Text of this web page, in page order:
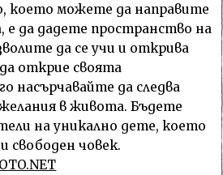
което можете да направите
е да дадете пространство на
да се учи и открива
открие своята
насърчавайте да следва
в живота. Бъдете
на уникално дете, което
свободен човек.